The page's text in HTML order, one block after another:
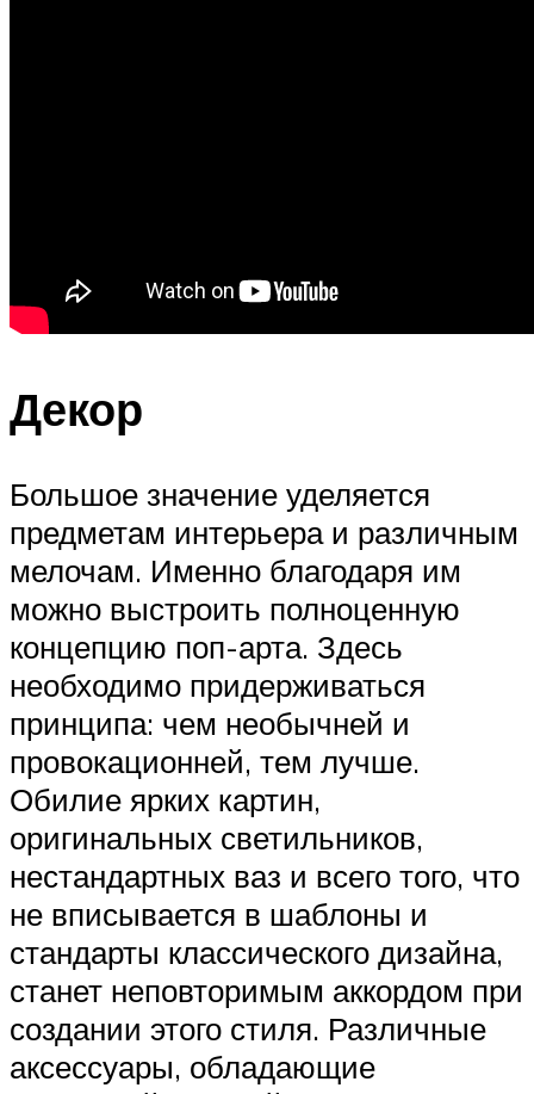
Декор
Большое значение уделяется
предметам интерьера и различным
мелочам. Именно благодаря им
можно выстроить полноценную
концепцию поп-арта. Здесь
необходимо придерживаться
принципа: чем необычней и
провокационней, тем лучше.
Обилие ярких картин,
оригинальных светильников,
нестандартных ваз и всего того, что
не вписывается в шаблоны и
стандарты классического дизайна,
станет неповторимым аккордом при
создании этого стиля. Различные
аксессуары, обладающие